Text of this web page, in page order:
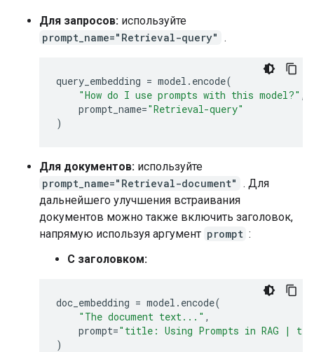
['The weather in Tokyo is sunny today.', 'I need
Для запросов: используйте
prompt_name="Retrieval-query" .
query_embedding = model . encode(
"How do I use prompts with this model?" ,
prompt_name="Retrieval-query"
)
Для документов: используйте
prompt_name="Retrieval-document" . Для
дальнейшего улучшения встраивания
документов можно также включить заголовок,
напрямую используя аргумент prompt :
С заголовком:
doc_embedding = model . encode(
"The document text..." ,
prompt="title: Using Prompts in RAG |
)